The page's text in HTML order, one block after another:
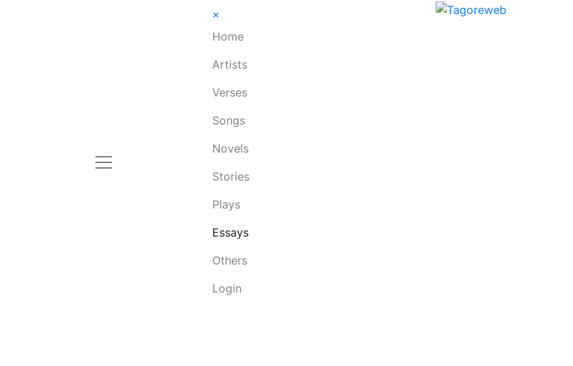
×
Home
Artists
Verses
Songs
Novels
Stories
Plays
Essays
Others
Login